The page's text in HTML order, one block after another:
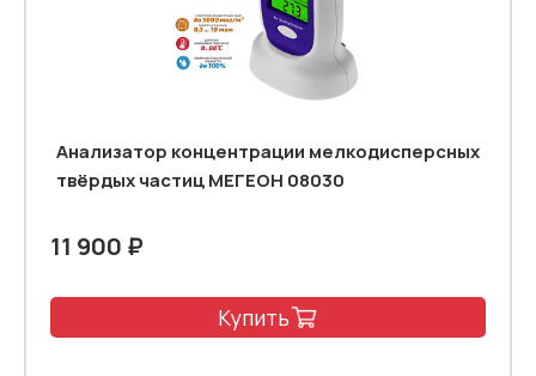
Анализатор концентрации мелкодисперсных
твёрдых частиц МЕГЕОН 08030
11 900 ₽
Купить